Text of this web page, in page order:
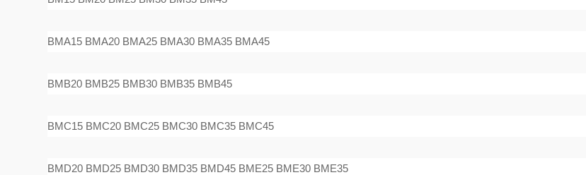
BMA15 BMA20 BMA25 BMA30 BMA35 BMA45
BMB20 BMB25 BMB30 BMB35 BMB45
BMC15 BMC20 BMC25 BMC30 BMC35 BMC45
BMD20 BMD25 BMD30 BMD35 BMD45 BME25 BME30 BME35